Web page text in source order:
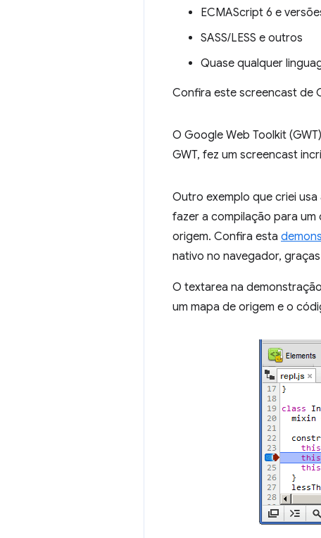
ECMAScript 6 e
SASS/LESS e outros
Quase qualquer
Confira este screencast de
O Google Web Toolkit
GWT, fez um screencast
Outro exemplo que criei
fazer a compilação para um
origem. Confira esta
nativo no navegador,
O textarea na
um mapa de origem e o